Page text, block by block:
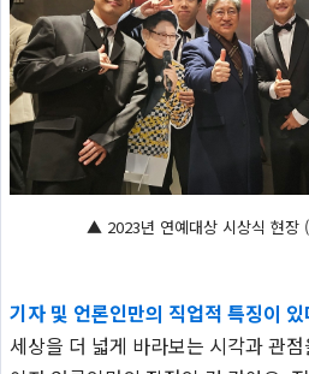
▲ 2023년 연예대상 시상식 현장
기자 및 언론인만의 직업적 특징이
세상을 더 넓게 바라보는 시각과 관